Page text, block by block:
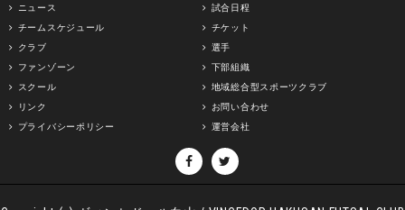
ニュース
試合日程
チームスケジュール
チケット
クラブ
選手
ファンゾーン
下部組織
スクール
地域総合型スポーツクラブ
リンク
お問い合わせ
プライバシーポリシー
運営会社